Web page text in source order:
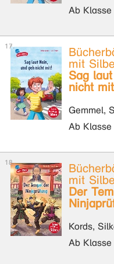
Ab Klasse
mit
Sag
nicht
Gemmel,
Ab Klasse
mit
Der
Kords,
Ab Klasse